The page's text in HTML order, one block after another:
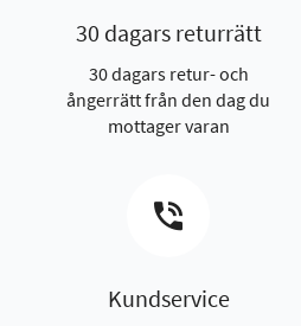
30 dagars returrätt
30 dagars retur- och
ångerrätt från den dag du
mottager varan
Kundservice